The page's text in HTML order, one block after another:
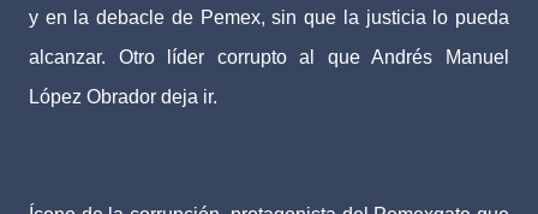
y en la debacle de Pemex, sin que la justicia lo pueda
alcanzar. Otro líder corrupto al que Andrés Manuel
López Obrador deja ir.